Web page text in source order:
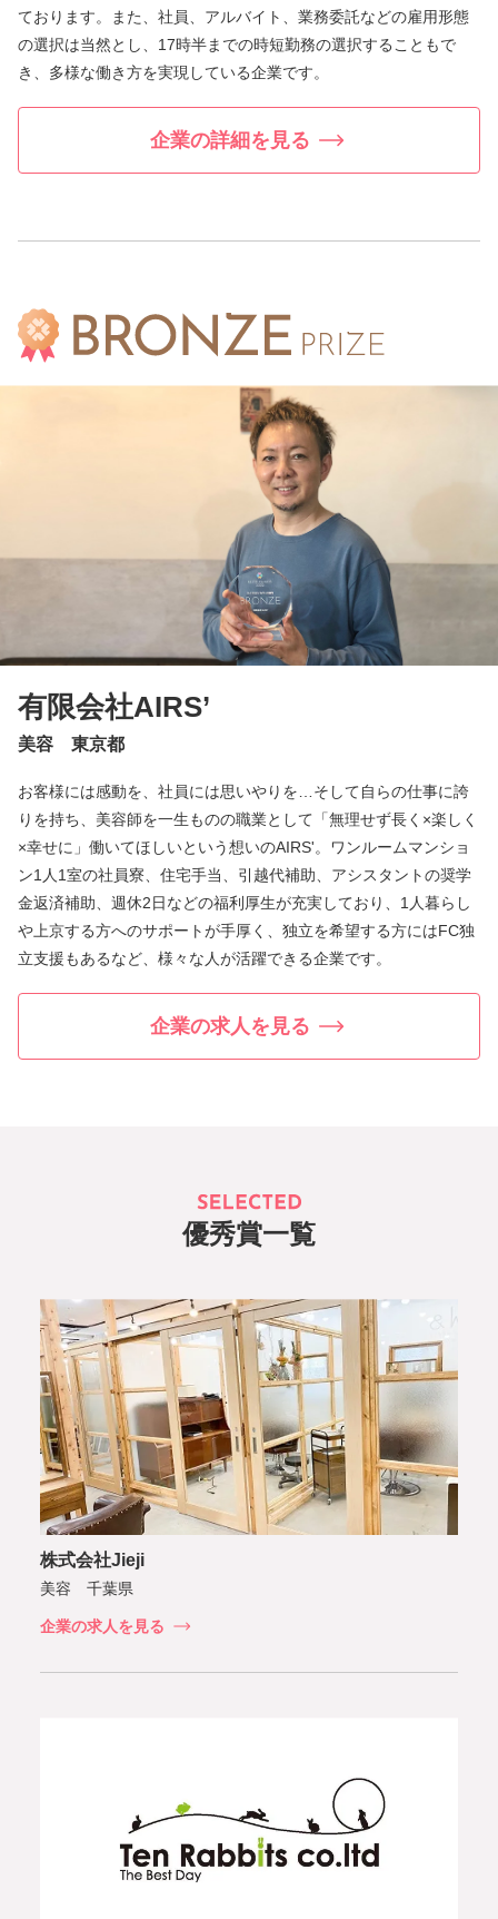
ております。また、社員、アルバイト、業務委託などの雇用形態
の選択は当然とし、17時半までの時短勤務の選択することもで
き、多様な働き方を実現している企業です。
企業の詳細を見る
有限会社AIRS’
美容 東京都
お客様には感動を、社員には思いやりを…そして自らの仕事に誇
りを持ち、美容師を一生ものの職業として「無理せず長く×楽しく
×幸せに」働いてほしいという想いのAIRS'。ワンルームマンショ
ン1人1室の社員寮、住宅手当、引越代補助、アシスタントの奨学
金返済補助、週休2日などの福利厚生が充実しており、1人暮らし
や上京する方へのサポートが手厚く、独立を希望する方にはFC独
立支援もあるなど、様々な人が活躍できる企業です。
企業の求人を見る
優秀賞一覧
株式会社Jieji
美容 千葉県
企業の求人を見る